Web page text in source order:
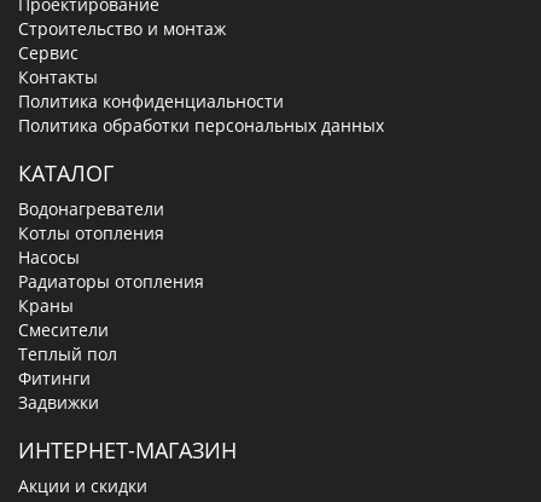
Строительство и монтаж
Сервис
Контакты
Политика конфиденциальности
Политика обработки персональных данных
КАТАЛОГ
Водонагреватели
Котлы отопления
Насосы
Радиаторы отопления
Краны
Смесители
Теплый пол
Фитинги
Задвижки
ИНТЕРНЕТ-МАГАЗИН
Акции и скидки